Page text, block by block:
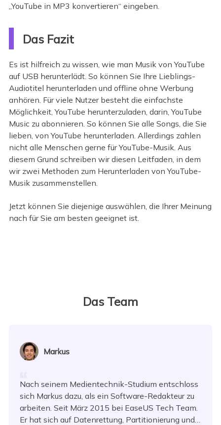
„YouTube in MP3 konvertieren“ eingeben.
Das Fazit
Es ist hilfreich zu wissen, wie man Musik von YouTube
auf USB herunterlädt. So können Sie Ihre Lieblings-
Audiotitel herunterladen und offline ohne Werbung
anhören. Für viele Nutzer besteht die einfachste
Möglichkeit, YouTube herunterzuladen, darin, YouTube
Music zu abonnieren. So können Sie alle Songs, die Sie
lieben, von YouTube herunterladen. Allerdings zahlen
nicht alle Menschen gerne für YouTube-Musik. Aus
diesem Grund schreiben wir diesen Leitfaden, in dem
wir zwei Methoden zum Herunterladen von YouTube-
Musik zusammenstellen.
Jetzt können Sie diejenige auswählen, die Ihrer Meinung
nach für Sie am besten geeignet ist.
Das Team
Markus
Nach seinem Medientechnik-Studium entschloss
sich Markus dazu, als ein Software-Redakteur zu
arbeiten. Seit März 2015 bei EaseUS Tech Team.
Er hat sich auf Datenrettung, Partitionierung und